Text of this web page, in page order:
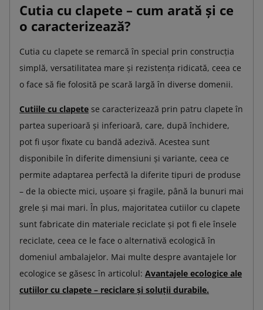
Cutia cu clapete – cum arată și ce
o caracterizează?
Cutia cu clapete se remarcă în special prin construcția
simplă, versatilitatea mare și rezistența ridicată, ceea ce
o face să fie folosită pe scară largă în diverse domenii.
Cutiile cu clapete se caracterizează prin patru clapete în
partea superioară și inferioară, care, după închidere,
pot fi ușor fixate cu bandă adezivă. Acestea sunt
disponibile în diferite dimensiuni și variante, ceea ce
permite adaptarea perfectă la diferite tipuri de produse
– de la obiecte mici, ușoare și fragile, până la bunuri mai
grele și mai mari. În plus, majoritatea cutiilor cu clapete
sunt fabricate din materiale reciclate și pot fi ele însele
reciclate, ceea ce le face o alternativă ecologică în
domeniul ambalajelor. Mai multe despre avantajele lor
ecologice se găsesc în articolul: Avantajele ecologice ale
cutiilor cu clapete – reciclare și soluții durabile.